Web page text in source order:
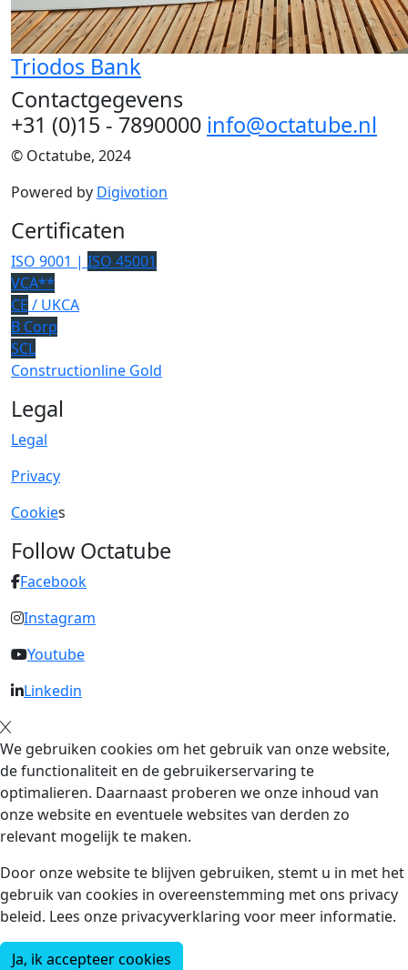
Triodos Bank
Contactgegevens
+31 (0)15 - 7890000 info@octatube.nl
© Octatube, 2024
Powered by Digivotion
Certificaten
ISO 9001 | ISO 45001
VCA**
CE / UKCA
B Corp
SCL
Constructionline Gold
Legal
Legal
Privacy
Cookies
Follow Octatube
Facebook
Instagram
Youtube
Linkedin
We gebruiken cookies om het gebruik van onze website,
de functionaliteit en de gebruikerservaring te
optimalieren. Daarnaast proberen we onze inhoud van
onze website en eventuele websites van derden zo
relevant mogelijk te maken.
Door onze website te blijven gebruiken, stemt u in met het
gebruik van cookies in overeenstemming met ons privacy
beleid. Lees onze privacyverklaring voor meer informatie.
Ja, ik accepteer cookies